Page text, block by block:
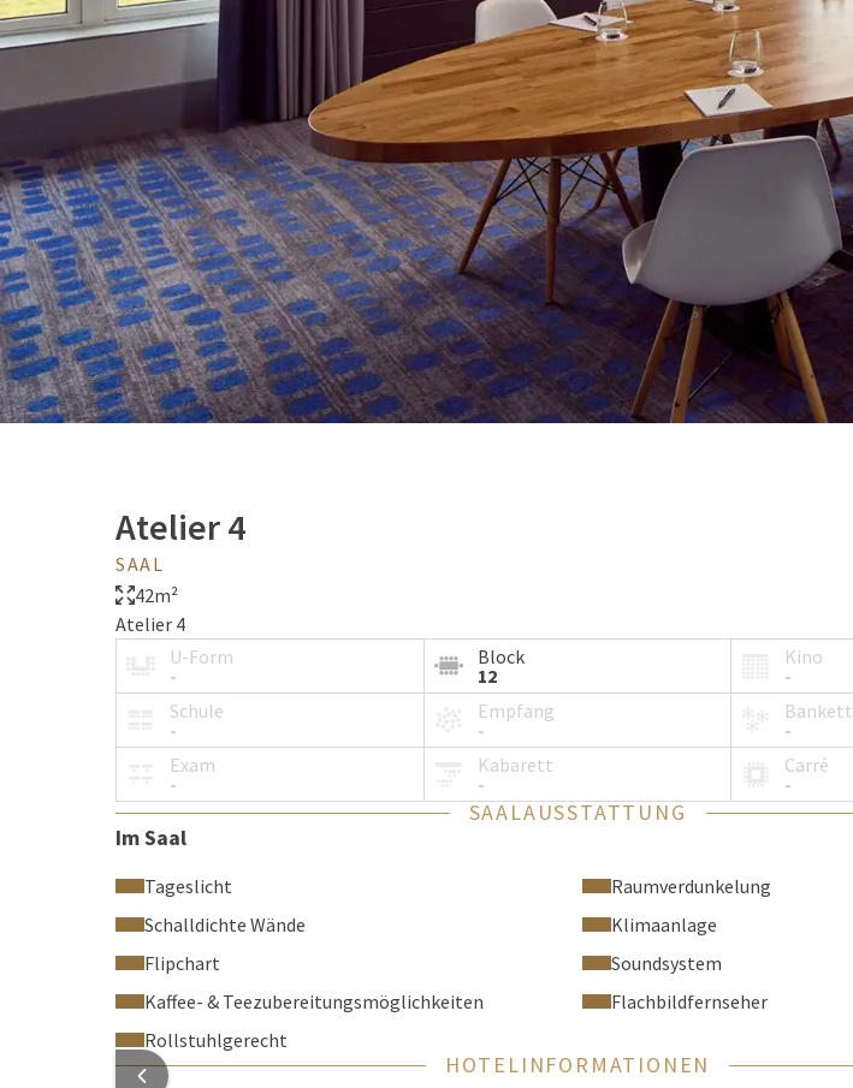
Atelier 4
SAAL
42m²
Atelier 4
U-Form
-
Block
12
Kino
-
Schule
-
Empfang
-
Bankett
-
Exam
-
Kabarett
-
Carré
-
SAALAUSSTATTUNG
Im Saal
Tageslicht
Raumverdunkelung
Schalldichte Wände
Klimaanlage
Flipchart
Soundsystem
Kaffee- & Teezubereitungsmöglichkeiten
Flachbildfernseher
Rollstuhlgerecht
HOTELINFORMATIONEN